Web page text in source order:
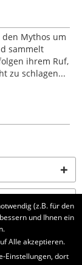
Mythos um
sammelt
ihrem Ruf,
zu schlagen...
(z.B. für den
und Ihnen ein
Alle akzeptieren.
Einstellungen, dort